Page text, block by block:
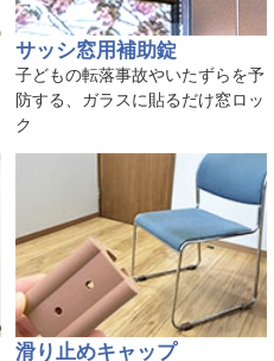
サッシ窓用補助錠
子どもの転落事故やいたずらを予
防する、ガラスに貼るだけ窓ロッ
ク
滑り止めキャップ